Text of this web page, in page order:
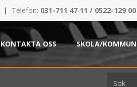
| Telefon: 031-711 47 11 / 0522-129 00
KONTAKTA OSS SKOLA/KOMMUN